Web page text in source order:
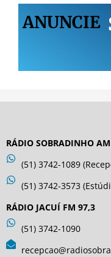
ANUNCIE
RÁDIO SOBRADINHO
(51) 3742-1089
(51) 3742-3573
RÁDIO JACUÍ FM 97,3
(51) 3742-1090